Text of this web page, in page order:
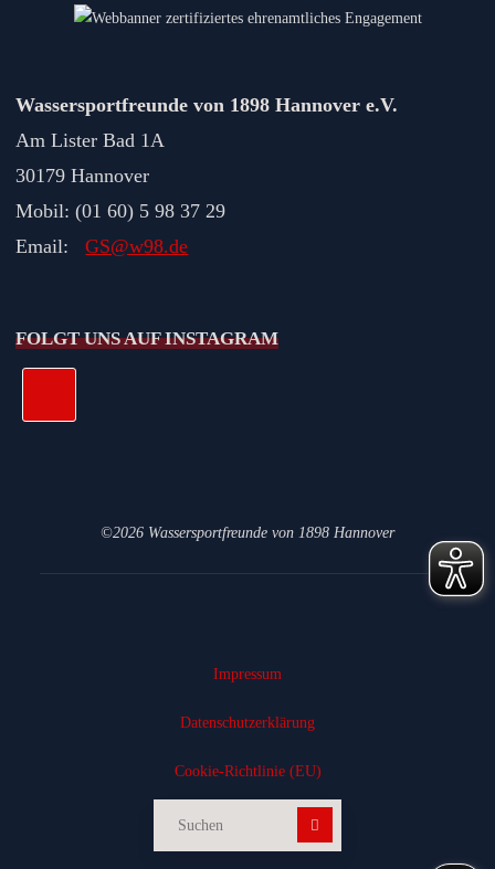
Wassersportfreunde von 1898 Hannover e.V.
Am Lister Bad 1A
30179 Hannover
Mobil: (01 60) 5 98 37 29
Email:GS@w98.de
FOLGT UNS AUF INSTAGRAM
©2026 Wassersportfreunde von 1898 Hannover
Impressum
Datenschutz­erklärung
Cookie-Richtlinie (EU)